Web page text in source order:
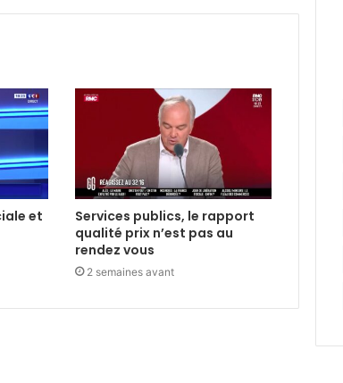
et
Services publics, le rapport
qualité prix n’est pas au
rendez vous
2 semaines avant